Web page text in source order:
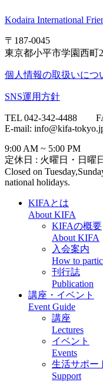
Kodaira International
〒187-0045
東京都小平市学園西
個人情報の取扱いにつ
SNS運用方針
TEL 042-342-4488
E-mail: info@kifa-
9:00 AM ~ 5:00 PM
定休日 : 火曜日・日曜
Closed on
national holidays.
KIFAとは
About KIFA
KIFAの概要
About KIFA
入会案内
How to
刊行誌
Publication
講座・イベント
Event Guide
講座
Lectures
イベント
Events
生活サポー
Support